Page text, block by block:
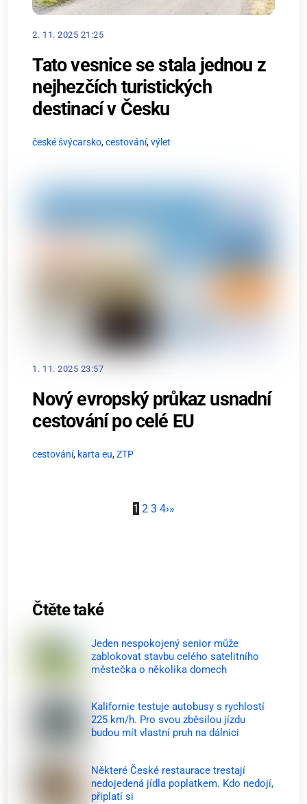
2. 11. 2025 21:25
Tato vesnice se stala jednou z
nejhezčích turistických
destinací v Česku
české švýcarsko,cestování,výlet
1. 11. 2025 23:57
Nový evropský průkaz usnadní
cestování po celé EU
cestování, karta eu,ZTP
1 2 3 4›»
Čtěte také
Jeden nespokojený senior může
zablokovat stavbu celého satelitního
městečka o několika domech
Kalifornie testuje autobusy s rychlostí
225 km/h. Pro svou zběsilou jízdu
budou mít vlastní pruh na dálnici
Některé České restaurace trestají
nedojedená jídla poplatkem. Kdo nedojí,
připlatí si